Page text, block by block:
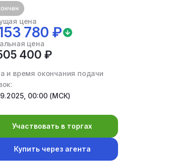
цена
780 ₽
цена
400 ₽
и время окончания подачи
00:00 (МСК)
Участвовать в торгах
Купить через агента